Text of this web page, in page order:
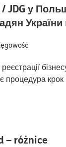
у
процедура
– różnice